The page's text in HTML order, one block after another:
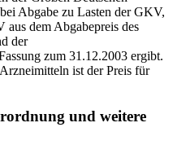
Abgabe zu Lasten der GKV,
aus dem Abgabepreis des
der
zum 31.12.2003 ergibt.
ist der Preis für
und weitere